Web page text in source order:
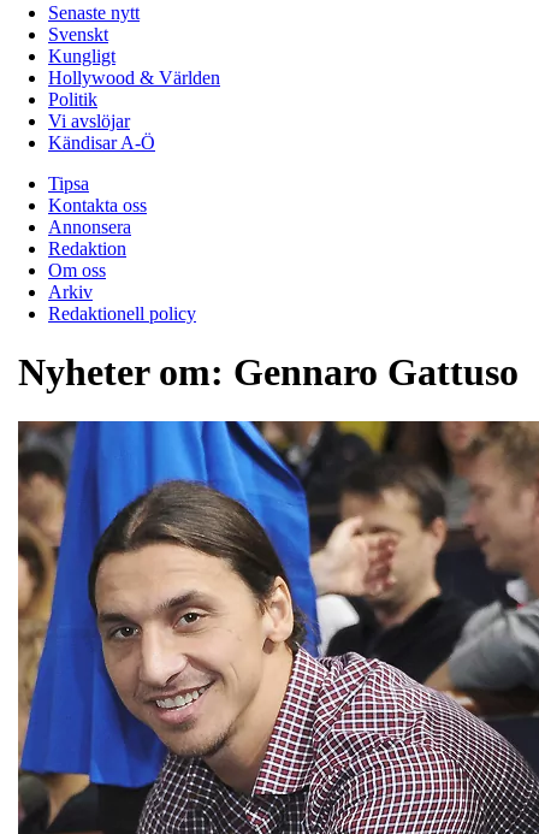
Senaste nytt
Svenskt
Kungligt
Hollywood & Världen
Politik
Vi avslöjar
Kändisar A-Ö
Tipsa
Kontakta oss
Annonsera
Redaktion
Om oss
Arkiv
Redaktionell policy
Nyheter om: Gennaro Gattuso